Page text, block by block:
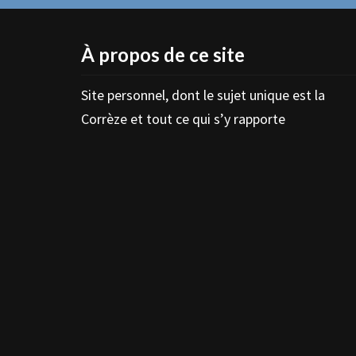
À propos de ce site
Site personnel, dont le sujet unique est la
Corrèze et tout ce qui s’y rapporte